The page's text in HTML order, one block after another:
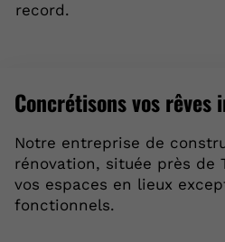
record.
Concrétisons vos rêves
Notre entreprise de
rénovation, située près de
vos espaces en lieux
fonctionnels.